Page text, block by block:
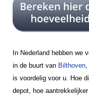
In Nederland hebben we
in de buurt van Bilthoven,
is voordelig voor u. Hoe
depot, hoe